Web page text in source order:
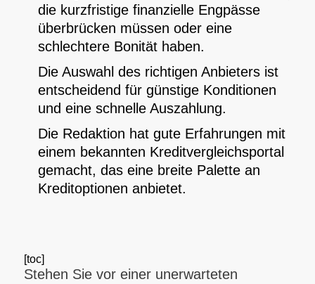
die kurzfristige finanzielle Engpässe
überbrücken müssen oder eine
schlechtere Bonität haben.
Die Auswahl des richtigen Anbieters ist
entscheidend für günstige Konditionen
und eine schnelle Auszahlung.
Die Redaktion hat gute Erfahrungen mit
einem bekannten Kreditvergleichsportal
gemacht, das eine breite Palette an
Kreditoptionen anbietet.
[toc]
Stehen Sie vor einer unerwarteten